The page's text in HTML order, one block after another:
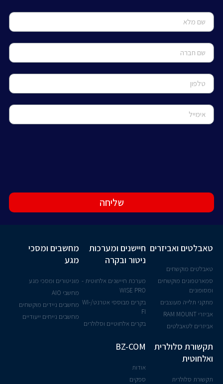
שליחה
טאבלטים ואביזרים
טאבלטים מוקשחים
סמארטפונים מוקשחים
ומסופונים
מתקני תלייה מעוצבים
אביזרי RAM MOUNT
אביזרים לטאבלטים
חיישנים ומערכות
ניטור ובקרה
מערכת חיישנים אלחוטית -
WISE PRO
בקרים מבוססי אטרנט/WI-
FI
בקרים אלחוטיים וסלולרים
מחשבים ומסכי
מגע
מוניטורים ומסכי מגע
מחשבי AIO
מחשבים ניידים מוקשחים
מחשבים נייחים ייעודיים
תקשורת סלולרית
ואלחוטית
תקשורת סלולרית
BZ-COM
אודות
ספקים